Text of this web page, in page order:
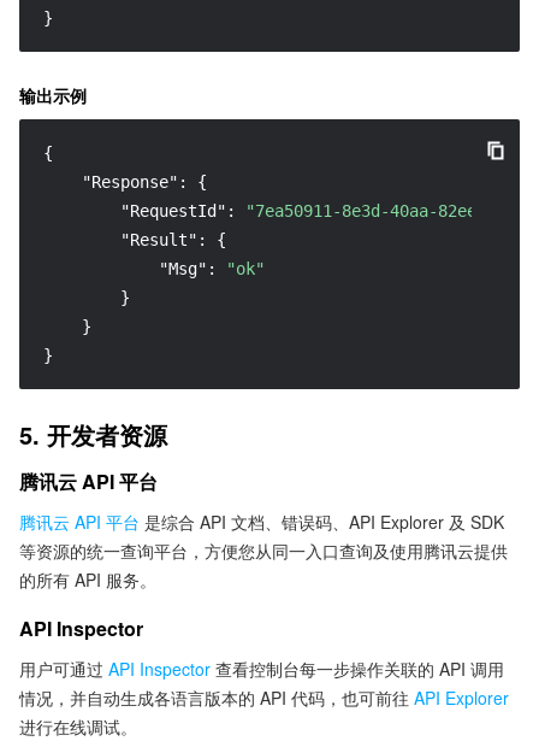
}
输出示例
{
"Response" :
{
"RequestId" :
"7ea50911-8e3d-40aa-82ee-
"Result" :
{
"Msg" :
"ok"
}
}
}
5. 开发者资源
腾讯云 API 平台
腾讯云 API 平台 是综合 API 文档、错误码、API Explorer 及 SDK
等资源的统一查询平台，方便您从同一入口查询及使用腾讯云提供
的所有 API 服务。
API Inspector
用户可通过 API Inspector 查看控制台每一步操作关联的 API 调用
情况，并自动生成各语言版本的 API 代码，也可前往 API Explorer
进行在线调试。